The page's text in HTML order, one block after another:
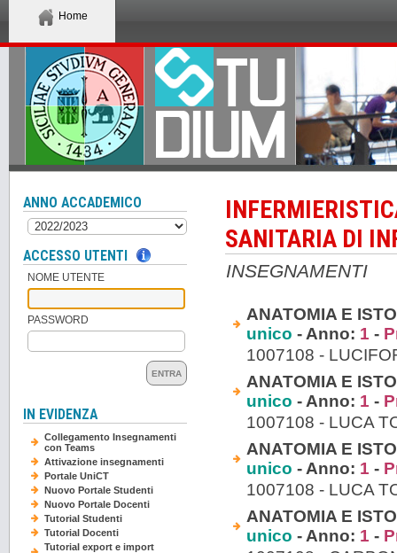
Home
SANITARIA DI
INSEGNAMENTI
ANATOMIA E
unico - Anno: 1 -
1007108 -
ANATOMIA E
unico - Anno: 1 -
1007108 - LUCA
ANATOMIA E
unico - Anno: 1 -
1007108 - LUCA
ANATOMIA E
unico - Anno: 1 -
ANNO ACCADEMICO
ACCESSO UTENTI
NOME UTENTE
PASSWORD
ENTRA
IN EVIDENZA
Collegamento Insegnamenti
con Teams
Attivazione insegnamenti
Portale UniCT
Nuovo Portale Studenti
Nuovo Portale Docenti
Tutorial Studenti
Tutorial Docenti
Tutorial export e import